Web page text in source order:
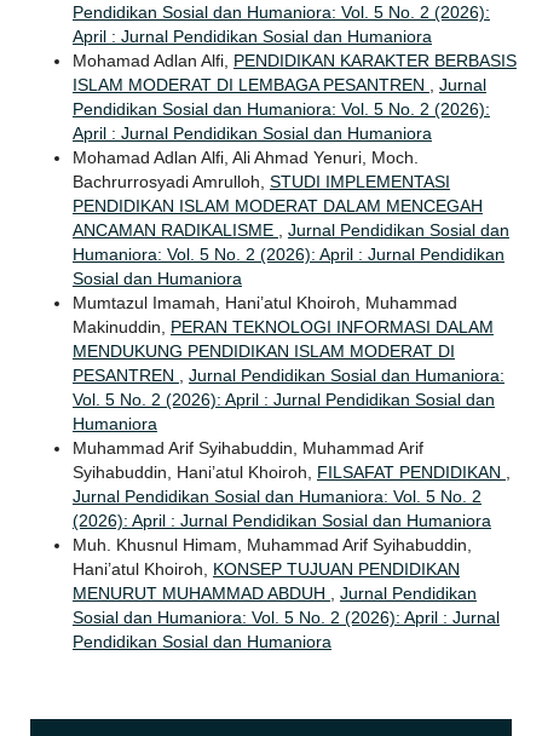
Pendidikan Sosial dan Humaniora: Vol. 5 No. 2 (2026):
April : Jurnal Pendidikan Sosial dan Humaniora
Mohamad Adlan Alfi, PENDIDIKAN KARAKTER BERBASIS
ISLAM MODERAT DI LEMBAGA PESANTREN
Jurnal
Pendidikan Sosial dan Humaniora: Vol. 5 No. 2 (2026):
April : Jurnal Pendidikan Sosial dan Humaniora
Mohamad Adlan Alfi, Ali Ahmad Yenuri, Moch.
Bachrurrosyadi Amrulloh, STUDI IMPLEMENTASI
PENDIDIKAN ISLAM MODERAT DALAM MENCEGAH
ANCAMAN RADIKALISME
Jurnal Pendidikan Sosial dan
Humaniora: Vol. 5 No. 2 (2026): April : Jurnal Pendidikan
Sosial dan Humaniora
Mumtazul Imamah, Hani’atul Khoiroh, Muhammad
Makinuddin, PERAN TEKNOLOGI INFORMASI DALAM
MENDUKUNG PENDIDIKAN ISLAM MODERAT DI
PESANTREN
Jurnal Pendidikan Sosial dan Humaniora:
Vol. 5 No. 2 (2026): April : Jurnal Pendidikan Sosial dan
Humaniora
Muhammad Arif Syihabuddin, Muhammad Arif
Syihabuddin, Hani’atul Khoiroh, FILSAFAT PENDIDIKAN
Jurnal Pendidikan Sosial dan Humaniora: Vol. 5 No. 2
(2026): April : Jurnal Pendidikan Sosial dan Humaniora
Muh. Khusnul Himam, Muhammad Arif Syihabuddin,
Hani’atul Khoiroh, KONSEP TUJUAN PENDIDIKAN
MENURUT MUHAMMAD ABDUH
Jurnal Pendidikan
Sosial dan Humaniora: Vol. 5 No. 2 (2026): April : Jurnal
Pendidikan Sosial dan Humaniora